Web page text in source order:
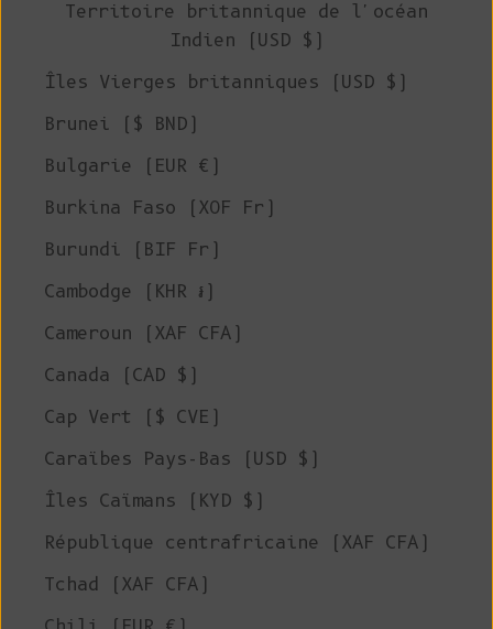
Territoire britannique de l'océan
Indien (USD $)
Îles Vierges britanniques (USD $)
Brunei ($ BND)
Bulgarie (EUR €)
Burkina Faso (XOF Fr)
Burundi (BIF Fr)
Cambodge (KHR ៛)
Cameroun (XAF CFA)
Canada (CAD $)
Cap Vert ($ CVE)
Caraïbes Pays-Bas (USD $)
Îles Caïmans (KYD $)
République centrafricaine (XAF CFA)
Tchad (XAF CFA)